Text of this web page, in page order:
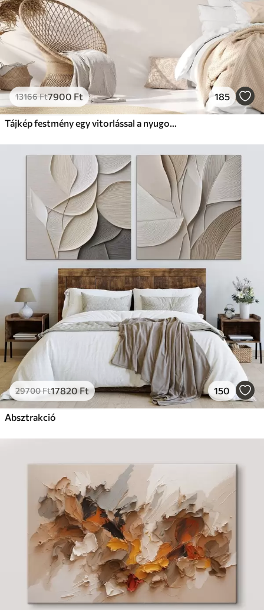
13166Ft7900 Ft 185
Tájkép festmény egy vitorlással a nyugodt tengeren, narancssárga és sárga égbolt, távoli hegyek
29700Ft17820Ft 150
Absztrakció